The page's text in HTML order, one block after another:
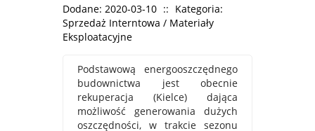
Dodane: 2020-03-10 :: Kategoria:
Sprzedaż Interntowa / Materiały
Eksploatacyjne
Podstawową energooszczędnego
budownictwa jest obecnie
rekuperacja (Kielce) dająca
możliwość generowania dużych
oszczędności, w trakcie sezonu